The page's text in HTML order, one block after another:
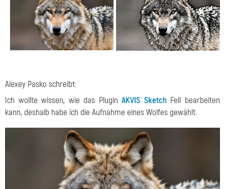
Alexey Pasko schreibt:
Ich wollte wissen, wie das PluginAKVIS SketchFell bearbeiten
kann, deshalb habe ich die Aufnahme eines Wolfes gewählt.